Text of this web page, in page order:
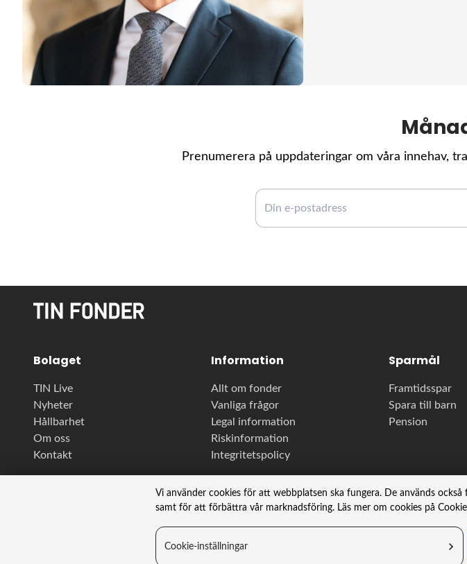
Prenumerera på uppdateringar om våra innehav,
Bolaget
TIN Live
Nyheter
Hållbarhet
Om oss
Kontakt
Information
Allt om fonder
Vanliga frågor
Legal information
Riskinformation
Integritetspolicy
Sparmål
Framtidsspar
Spara till barn
Pension
Edit
Vi använder cookies för att webbplatsen ska fungera. De används
samt för att förbättra vår marknadsföring. Läs mer om cookies på
Cookie-inställningar